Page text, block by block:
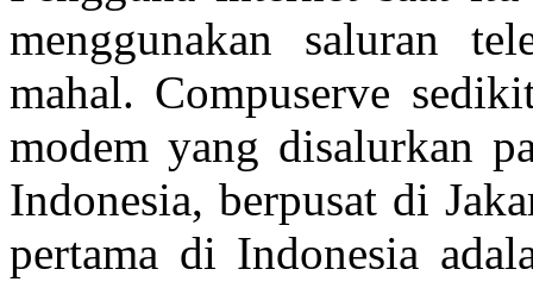
menggunakan saluran
mahal. Compuserve
modem yang disalurkan
Indonesia, berpusat di
pertama di Indonesia